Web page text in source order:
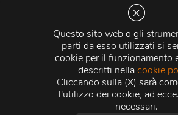
Questo sito web o gli
parti da esso utilizzati si
cookie per il funzionamento
descritti nellacookie
Cliccando sulla (X) sarà
l'utilizzo dei cookie, ad
necessari.
Via Martiri della Libertà
C.C.I.A.A. - R.E.A di Milano
Registro delle Imprese di Milano n.
Fiscale e Partita Iva11015840157 |
500.000,00 i.v.
Credits:Crea Informatica S.r.l.
riservati.